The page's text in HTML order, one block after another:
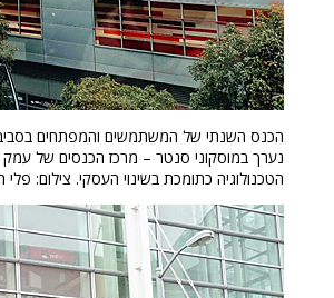
הכנס השנתי של המשתמשים והמפתחים
נערך במוסקוני סנטר – מרכז הכנסים של עמק
הטכנולוגיה כתומכת בשינוי העסקי. צילום: פלי